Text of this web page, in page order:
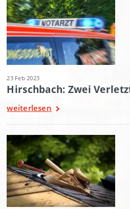
23 Feb 2023
Hirschbach: Zwei
weiterlesen